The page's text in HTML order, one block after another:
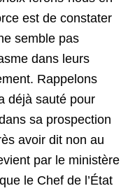
est de constater
semble pas
dans leurs
Rappelons
déjà sauté pour
sa prospection
avoir dit non au
par le ministère
le Chef de l’État